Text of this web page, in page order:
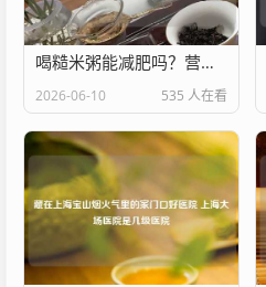
喝糙米粥能减肥吗？营养专家揭秘真相 附正确做法
2026-06-10 535 人在看